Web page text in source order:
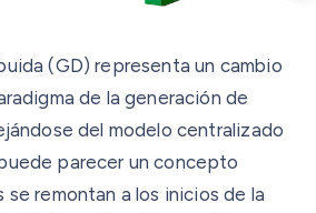
(GD) representa un cambio
de la generación de
del modelo centralizado
parecer un concepto
se remontan a los inicios de la